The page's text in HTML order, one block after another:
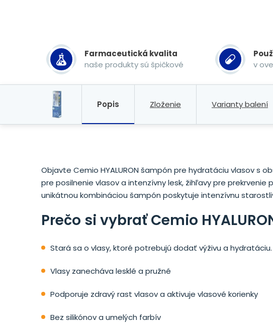
Farmaceutická kvalita
naše produkty sú špičkové
v
Popis Zloženie Varianty balení
Objavte Cemio HYALURON šampón pre hydratáciu vlasov s
pre posilnenie vlasov a intenzívny lesk, žihľavy pre
unikátnou kombináciou šampón poskytuje intenzívnu
Prečo si vybrať Cemio
Stará sa o vlasy, ktoré potrebujú dodať výživu a hydratáciu.
Vlasy zanecháva lesklé a pružné
Podporuje zdravý rast vlasov a aktivuje vlasové korienky
Bez silikónov a umelých farbív